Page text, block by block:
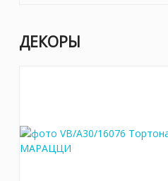
ДЕКОРЫ